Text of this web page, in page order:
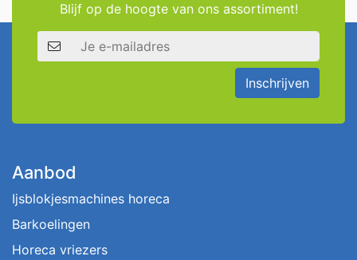
Blijf op de hoogte van ons assortiment!
E-mailadres
Inschrijven
Aanbod
Ijsblokjesmachines horeca
Barkoelingen
Horeca vriezers